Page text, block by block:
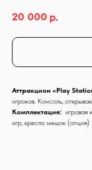
20 000 р.
Аттракцион «Play
игроков. Консоль,
Комплектация: игровая
игр, кресло мешок (опция)